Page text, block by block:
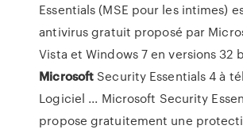
Essentials (MSE pour les intimes)
antivirus gratuit proposé par
Vista et Windows 7 en versions 32
Microsoft Security Essentials 4 à
Logiciel ... Microsoft Security
propose gratuitement une